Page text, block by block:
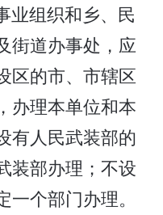
业组织和乡、民
街道办事处，应
区的市、市辖区
办理本单位和本
有人民武装部的
装部办理；不设
个部门办理。